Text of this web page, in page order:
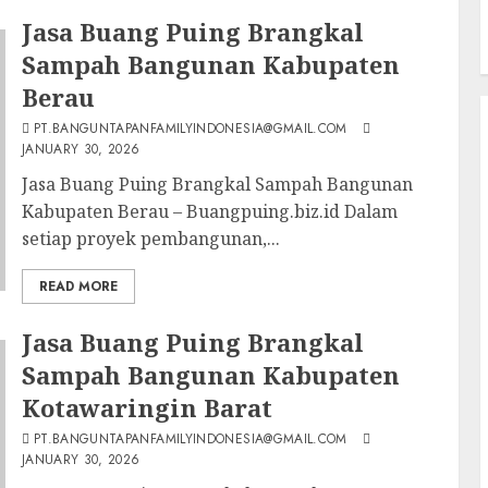
Jasa Buang Puing Brangkal
Sampah Bangunan Kabupaten
Berau
PT.BANGUNTAPANFAMILYINDONESIA@GMAIL.COM
JANUARY 30, 2026
Jasa Buang Puing Brangkal Sampah Bangunan
Kabupaten Berau – Buangpuing.biz.id Dalam
setiap proyek pembangunan,...
READ MORE
Jasa Buang Puing Brangkal
Sampah Bangunan Kabupaten
Kotawaringin Barat
PT.BANGUNTAPANFAMILYINDONESIA@GMAIL.COM
JANUARY 30, 2026